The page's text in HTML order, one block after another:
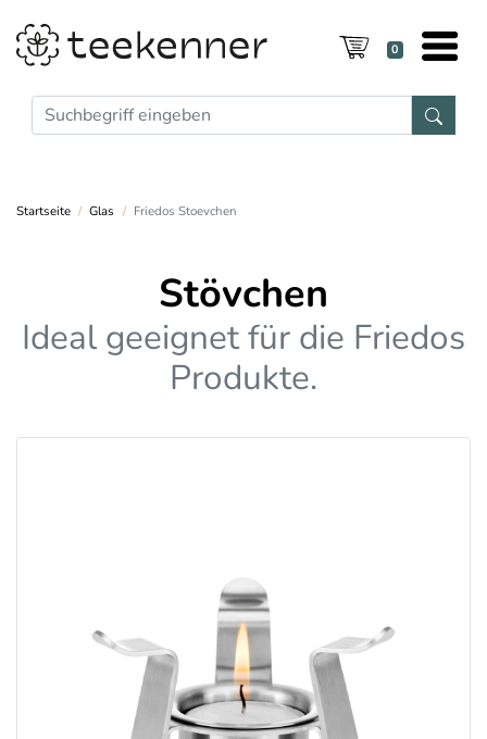
0
Startseite Glas Friedos Stoevchen
Stövchen
Ideal geeignet für die Friedos
Produkte.